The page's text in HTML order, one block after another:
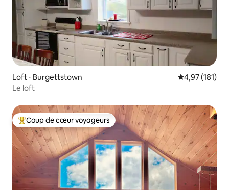
Loft ⋅ Burgettstown Évaluation
4,97 (181)
Le loft
Coups de cœur voyageurs les plus appréciés
Coup de cœur voyageurs